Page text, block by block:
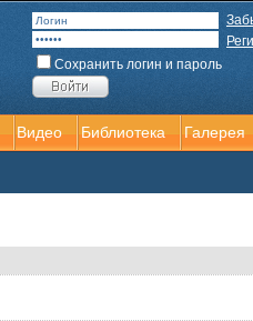
Видео Библиотека Галерея
Сохранить логин и пароль